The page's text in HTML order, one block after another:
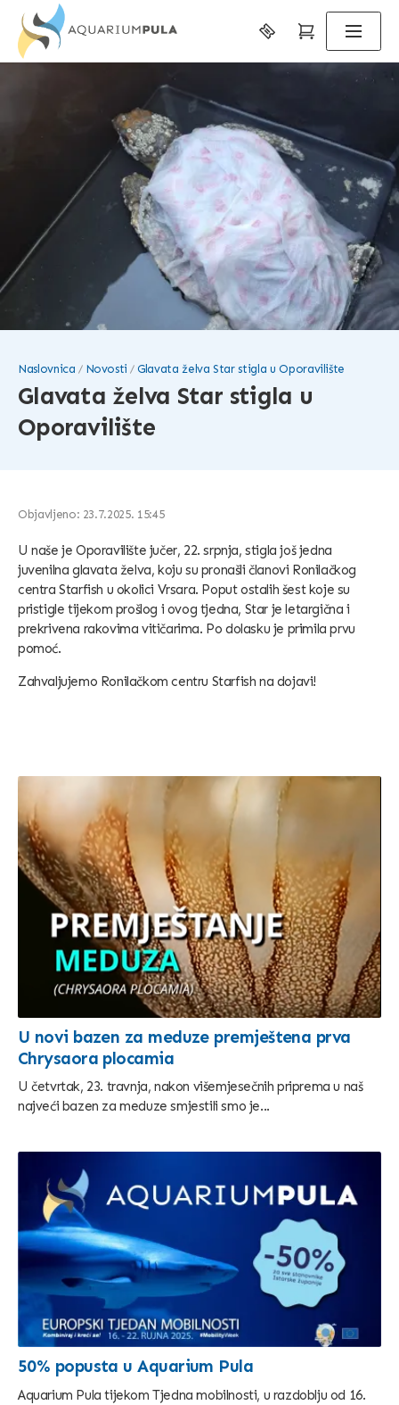
Glavata želva Star stigla u
Oporavilište
Naslovnica Novosti Glavata želva Star stigla u Oporavilište
Objavljeno: 23.7.2025. 15:45
U naše je Oporavilište jučer, 22. srpnja, stigla još jedna
juvenilna glavata želva, koju su pronašli članovi Ronilačkog
centra Starfish u okolici Vrsara. Poput ostalih šest koje su
pristigle tijekom prošlog i ovog tjedna, Star je letargična i
prekrivena rakovima vitičarima. Po dolasku je primila prvu
pomoć.
Zahvaljujemo Ronilačkom centru Starfish na dojavi!
U novi bazen za meduze premještena prva
Chrysaora plocamia
U četvrtak, 23. travnja, nakon višemjesečnih priprema u naš
najveći bazen za meduze smjestili smo je...
50% popusta u Aquarium Pula
Aquarium Pula tijekom Tjedna mobilnosti, u razdoblju od 16.